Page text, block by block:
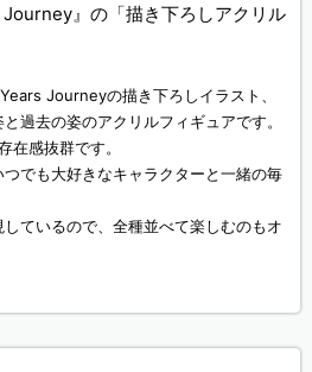
Journey』の「描き下ろしアクリル
Journeyの描き下ろしイラスト、
過去の姿のアクリルフィギュアです。
在感抜群です。
でも大好きなキャラクターと一緒の毎
ているので、全種並べて楽しむのもオ